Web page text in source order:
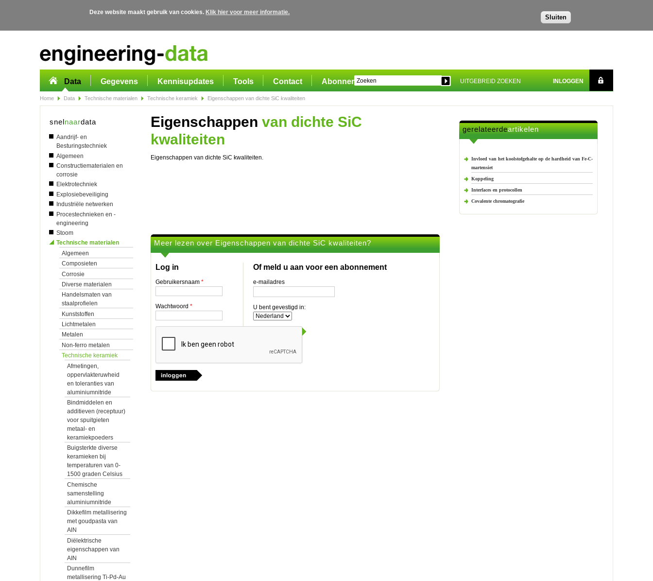
Deze website maakt gebruik van cookies. Klik hier voor meer informatie.
Sluiten
Data Gegevens Kennisupdates Tools Contact Abonnement INLOGGEN
UITGEBREID ZOEKEN
Home Data Technische materialen Technische keramiek Eigenschappen van dichte SiC kwaliteiten
snelnaardata
Aandrijf- en
Besturingstechniek
Algemeen
Constructiematerialen en
corrosie
Elektrotechniek
Explosiebeveiliging
Industriële netwerken
Procestechnieken en -
engineering
Stoom
Technische materialen
Algemeen
Composieten
Corrosie
Diverse materialen
Handelsmaten van
staalprofielen
Kunststoffen
Lichtmetalen
Metalen
Non-ferro metalen
Technische keramiek
Afmetingen,
oppervlakteruwheid
en toleranties van
aluminiumnitride
Bindmiddelen en
additieven (receptuur)
voor spuitgieten
metaal- en
keramiekpoeders
Buigsterkte diverse
keramieken bij
temperaturen van 0-
1500 graden Celsius
Chemische
samenstelling
aluminiumnitride
Dikkefilm metallisering
met goudpasta van
AlN
Diëlektrische
eigenschappen van
AIN
Dunnefilm
metallisering Ti-Pd-Au
Eigenschappen van dichte SiC
kwaliteiten
Eigenschappen van dichte SiC kwaliteiten.
gerelateerdeartikelen
Invloed van het koolstofgehalte op de hardheid van Fe-C-
martensiet
Koppeling
Interfaces en protocollen
Covalente chromatografie
Meer lezen over Eigenschappen van dichte SiC kwaliteiten?
Log in
Gebruikersnaam *
Wachtwoord *
Of meld u aan voor een abonnement
e-mailadres
U bent gevestigd in: